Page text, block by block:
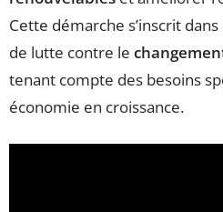
Cette démarche s’inscrit
de lutte contre le
tenant compte des besoins
économie en croissance.